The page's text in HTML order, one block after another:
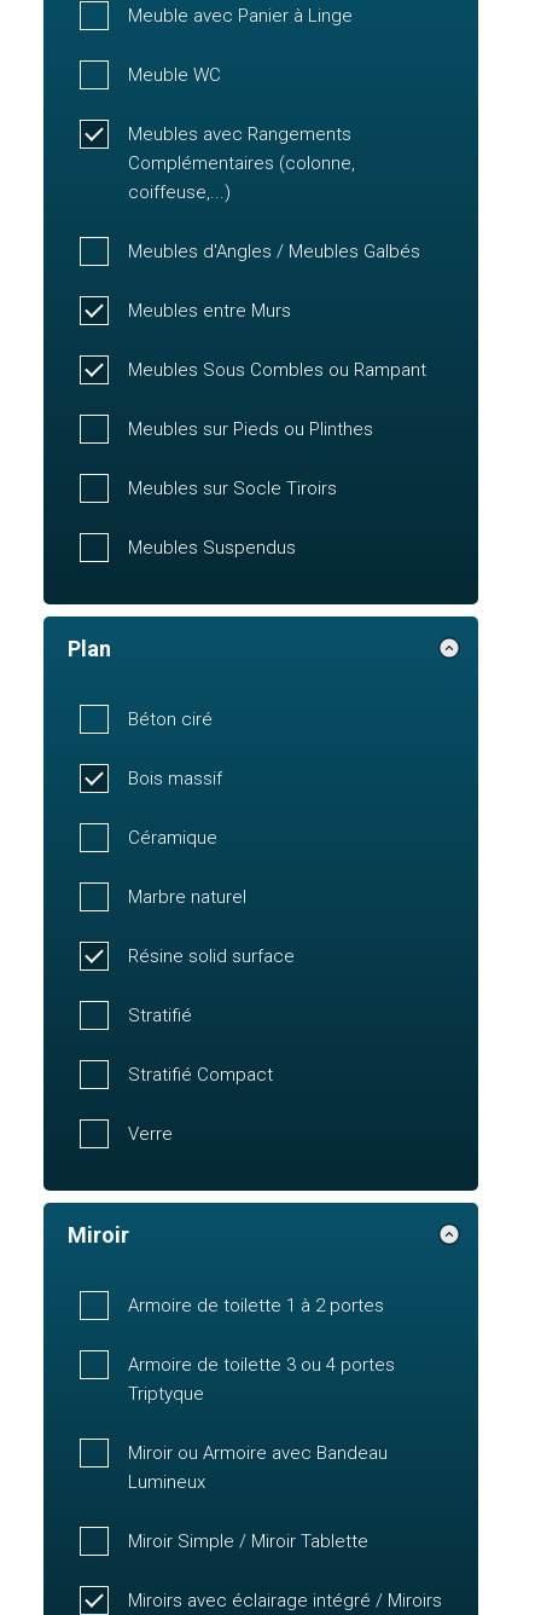
Meuble avec Panier à Linge
Meuble WC
Meubles avec Rangements
Complémentaires (colonne,
coiffeuse,...)
Meubles d'Angles / Meubles Galbés
Meubles entre Murs
Meubles Sous Combles ou Rampant
Meubles sur Pieds ou Plinthes
Meubles sur Socle Tiroirs
Meubles Suspendus
Plan
Béton ciré
Bois massif
Céramique
Marbre naturel
Résine solid surface
Stratifié
Stratifié Compact
Verre
Miroir
Armoire de toilette 1 à 2 portes
Armoire de toilette 3 ou 4 portes
Triptyque
Miroir ou Armoire avec Bandeau
Lumineux
Miroir Simple / Miroir Tablette
Miroirs avec éclairage intégré / Miroirs